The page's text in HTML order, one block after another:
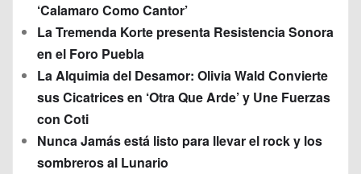
‘Calamaro Como Cantor’
La Tremenda Korte presenta Resistencia Sonora
en el Foro Puebla
La Alquimia del Desamor: Olivia Wald Convierte
sus Cicatrices en ‘Otra Que Arde’ y Une Fuerzas
con Coti
Nunca Jamás está listo para llevar el rock y los
sombreros al Lunario